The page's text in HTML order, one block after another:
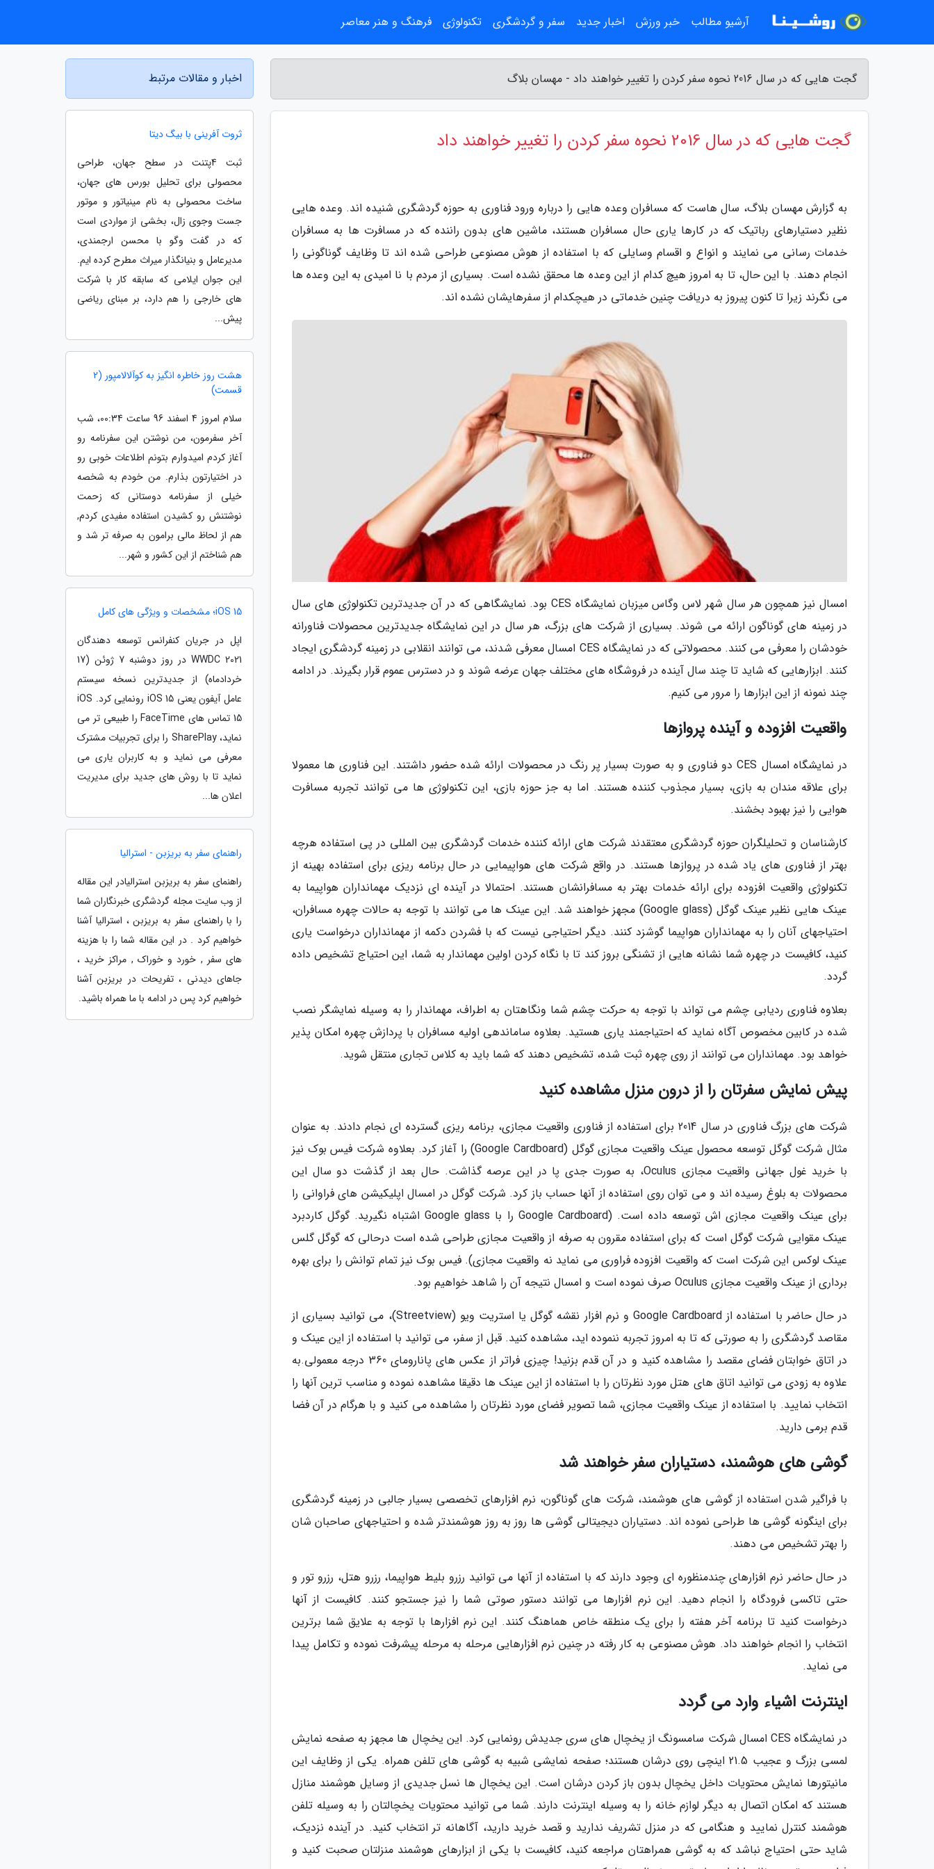
گجت هایی که در سال 2016 نحوه سفر کردن را تغییر خواهند داد - مهسان بلاگ
گجت هایی که در سال 2016 نحوه سفر کردن را تغییر خواهند داد
به گزارش مهسان بلاگ، سال هاست که مسافران وعده هایی را درباره ورود فناوری به حوزه گردشگری شنیده اند. وعده هایی
نظیر دستیارهای رباتیک که در کارها یاری حال مسافران هستند، ماشین های بدون راننده که در مسافرت ها به مسافران
خدمات رسانی می نمایند و انواع و اقسام وسایلی که با استفاده از هوش مصنوعی طراحی شده اند تا وظایف گوناگونی را
انجام دهند. با این حال، تا به امروز هیچ کدام از این وعده ها محقق نشده است. بسیاری از مردم با نا امیدی به این وعده ها
می نگرند زیرا تا کنون پیروز به دریافت چنین خدماتی در هیچکدام از سفرهایشان نشده اند.
امسال نیز همچون هر سال شهر لاس وگاس میزبان نمایشگاه CES بود. نمایشگاهی که در آن جدیدترین تکنولوژی های سال
در زمینه های گوناگون ارائه می شوند. بسیاری از شرکت های بزرگ، هر سال در این نمایشگاه جدیدترین محصولات فناورانه
خودشان را معرفی می کنند. محصولاتی که در نمایشگاه CES امسال معرفی شدند، می توانند انقلابی در زمینه گردشگری ایجاد
کنند. ابزارهایی که شاید تا چند سال آینده در فروشگاه های مختلف جهان عرضه شوند و در دسترس عموم قرار بگیرند. در ادامه
چند نمونه از این ابزارها را مرور می کنیم.
واقعیت افزوده و آینده پروازها
در نمایشگاه امسال CES دو فناوری و به صورت بسیار پر رنگ در محصولات ارائه شده حضور داشتند. این فناوری ها معمولا
برای علاقه مندان به بازی، بسیار مجذوب کننده هستند. اما به جز حوزه بازی، این تکنولوژی ها می توانند تجربه مسافرت
هوایی را نیز بهبود بخشند.
کارشناسان و تحلیلگران حوزه گردشگری معتقدند شرکت های ارائه کننده خدمات گردشگری بین المللی در پی استفاده هرچه
بهتر از فناوری های یاد شده در پروازها هستند. در واقع شرکت های هواپیمایی در حال برنامه ریزی برای استفاده بهینه از
تکنولوژی واقعیت افزوده برای ارائه خدمات بهتر به مسافرانشان هستند. احتمالا در آینده ای نزدیک مهمانداران هواپیما به
عینک هایی نظیر عینک گوگل (Google glass) مجهز خواهند شد. این عینک ها می توانند با توجه به حالات چهره مسافران،
احتیاجهای آنان را به مهمانداران هواپیما گوشزد کنند. دیگر احتیاجی نیست که با فشردن دکمه از مهمانداران درخواست یاری
کنید، کافیست در چهره شما نشانه هایی از تشنگی بروز کند تا با نگاه کردن اولین مهماندار به شما، این احتیاج تشخیص داده
گردد.
بعلاوه فناوری ردیابی چشم می تواند با توجه به حرکت چشم شما ونگاهتان به اطراف، مهماندار را به وسیله نمایشگر نصب
شده در کابین مخصوص آگاه نماید که احتیاجمند یاری هستید. بعلاوه ساماندهی اولیه مسافران با پردازش چهره امکان پذیر
خواهد بود. مهمانداران می توانند از روی چهره ثبت شده، تشخیص دهند که شما باید به کلاس تجاری منتقل شوید.
پیش نمایش سفرتان را از درون منزل مشاهده کنید
شرکت های بزرگ فناوری در سال 2014 برای استفاده از فناوری واقعیت مجازی، برنامه ریزی گسترده ای نجام دادند. به عنوان
مثال شرکت گوگل توسعه محصول عینک واقعیت مجازی گوگل (Google Cardboard) را آغاز کرد. بعلاوه شرکت فیس بوک نیز
با خرید غول جهانی واقعیت مجازی Oculus، به صورت جدی پا در این عرصه گذاشت. حال بعد از گذشت دو سال این
محصولات به بلوغ رسیده اند و می توان روی استفاده از آنها حساب باز کرد. شرکت گوگل در امسال اپلیکیشن های فراوانی را
برای عینک واقعیت مجازی اش توسعه داده است. (Google Cardboard را با Google glass اشتباه نگیرید. گوگل کاردبرد
عینک مقوایی شرکت گوگل است که برای استفاده مقرون به صرفه از واقعیت مجازی طراحی شده است درحالی که گوگل گلس
عینک لوکس این شرکت است که واقعیت افزوده فراوری می نماید نه واقعیت مجازی). فیس بوک نیز تمام توانش را برای بهره
برداری از عینک واقعیت مجازی Oculus صرف نموده است و امسال نتیجه آن را شاهد خواهیم بود.
در حال حاضر با استفاده از Google Cardboard و نرم افزار نقشه گوگل یا استریت ویو (Streetview)، می توانید بسیاری از
مقاصد گردشگری را به صورتی که تا به امروز تجربه ننموده اید، مشاهده کنید. قبل از سفر، می توانید با استفاده از این عینک و
در اتاق خوابتان فضای مقصد را مشاهده کنید و در آن قدم بزنید! چیزی فراتر از عکس های پانارومای 360 درجه معمولی.به
علاوه به زودی می توانید اتاق های هتل مورد نظرتان را با استفاده از این عینک ها دقیقا مشاهده نموده و مناسب ترین آنها را
انتخاب نمایید. با استفاده از عینک واقعیت مجازی، شما تصویر فضای مورد نظرتان را مشاهده می کنید و با هرگام در آن فضا
قدم برمی دارید.
گوشی های هوشمند، دستیاران سفر خواهند شد
با فراگیر شدن استفاده از گوشی های هوشمند، شرکت های گوناگون، نرم افزارهای تخصصی بسیار جالبی در زمینه گردشگری
برای اینگونه گوشی ها طراحی نموده اند. دستیاران دیجیتالی گوشی ها روز به روز هوشمندتر شده و احتیاجهای صاحبان شان
را بهتر تشخیص می دهند.
در حال حاضر نرم افزارهای چندمنظوره ای وجود دارند که با استفاده از آنها می توانید رزرو بلیط هواپیما، رزرو هتل، رزرو تور و
حتی تاکسی فرودگاه را انجام دهید. این نرم افزارها می توانند دستور صوتی شما را نیز جستجو کنند. کافیست از آنها
درخواست کنید تا برنامه آخر هفته را برای یک منطقه خاص هماهنگ کنند. این نرم افزارها با توجه به علایق شما برترین
انتخاب را انجام خواهند داد. هوش مصنوعی به کار رفته در چنین نرم افزارهایی مرحله به مرحله پیشرفت نموده و تکامل پیدا
می نماید.
اینترنت اشیاء وارد می گردد
در نمایشگاه CES امسال شرکت سامسونگ از یخچال های سری جدیدش رونمایی کرد. این یخچال ها مجهز به صفحه نمایش
لمسی بزرگ و عجیب 21.5 اینچی روی درشان هستند؛ صفحه نمایشی شبیه به گوشی های تلفن همراه. یکی از وظایف این
مانیتورها نمایش محتویات داخل یخچال بدون باز کردن درشان است. این یخچال ها نسل جدیدی از وسایل هوشمند منازل
هستند که امکان اتصال به دیگر لوازم خانه را به وسیله اینترنت دارند. شما می توانید محتویات یخچالتان را به وسیله تلفن
هوشمند کنترل نمایید و هنگامی که در منزل تشریف ندارید و قصد خرید دارید، آگاهانه تر انتخاب کنید. در آینده نزدیک،
شاید حتی احتیاج نباشد که به گوشی همراهتان مراجعه کنید، کافیست با یکی از ابزارهای هوشمند منزلتان صحبت کنید و
اخبار و مقالات مرتبط
ثروت آفرینی با بیگ دیتا
ثبت 4پتنت در سطح جهان، طراحی
محصولی برای تحلیل بورس های جهان،
ساخت محصولی به نام مینیاتور و موتور
جست وجوی زال، بخشی از مواردی است
که در گفت وگو با محسن ارجمندی،
مدیرعامل و بنیانگذار میراث مطرح کرده ایم.
این جوان ایلامی که سابقه کار با شرکت
های خارجی را هم دارد، بر مبنای ریاضی
پیش...
هشت روز خاطره انگیز به کوآلالامپور (2
قسمت)
سلام امروز 4 اسفند 96 ساعت 00:34، شب
آخر سفرمون، من نوشتن این سفرنامه رو
آغاز کردم امیدوارم بتونم اطلاعات خوبی رو
در اختیارتون بذارم. من خودم به شخصه
خیلی از سفرنامه دوستانی که زحمت
نوشتنش رو کشیدن استفاده مفیدی کردم,
هم از لحاظ مالی برامون به صرفه تر شد و
هم شناختم از این کشور و شهر...
iOS 15؛ مشخصات و ویژگی های کامل
اپل در جریان کنفرانس توسعه دهندگان
WWDC 2021 در روز دوشنبه 7 ژوئن (17
خردادماه) از جدیدترین نسخه سیستم
عامل آیفون یعنی iOS 15 رونمایی کرد. iOS
15 تماس های FaceTime را طبیعی تر می
نماید، SharePlay را برای تجربیات مشترک
معرفی می نماید و به کاربران یاری می
نماید تا با روش های جدید برای مدیریت
اعلان ها...
راهنمای سفر به بریزبن - استرالیا
راهنمای سفر به بریزبن استرالیادر این مقاله
از وب سایت مجله گردشگری خبرنگاران شما
را با راهنمای سفر به بریزبن ، استرالیا آشنا
خواهیم کرد . در این مقاله شما را با هزینه
های سفر , خورد و خوراک , مراکز خرید ،
جاهای دیدنی ، تفریحات در بریزبن آشنا
خواهیم کرد پس در ادامه با ما همراه باشید.
آرشیو مطالب خبر ورزش اخبار جدید سفر و گردشگری تکنولوژی فرهنگ و هنر معاصر